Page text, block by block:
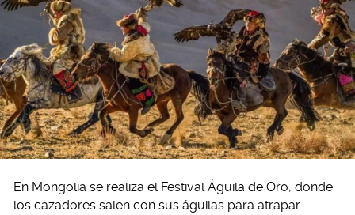
En Mongolia se realiza el Festival Águila de Oro, donde
los cazadores salen con sus águilas para atrapar